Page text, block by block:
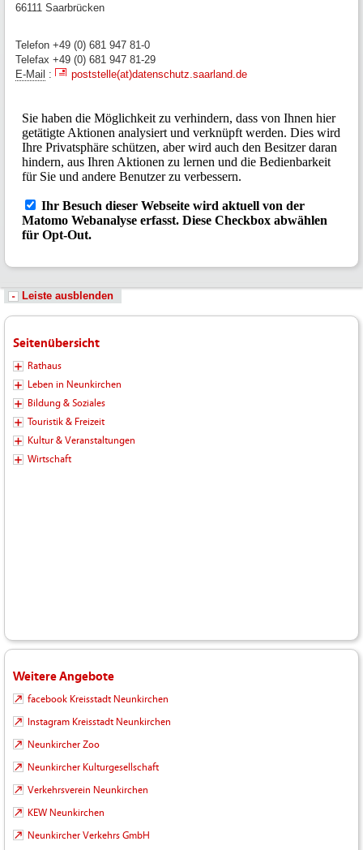
66111 Saarbrücken
Telefon +49 (0) 681 947 81-0
Telefax +49 (0) 681 947 81-29
E-Mail : poststelle(at)datenschutz.saarland.de
Leiste ausblenden
Seitenübersicht
Rathaus
Leben in Neunkirchen
Bildung & Soziales
Touristik & Freizeit
Kultur & Veranstaltungen
Wirtschaft
Weitere Angebote
facebook Kreisstadt Neunkirchen
Instagram Kreisstadt Neunkirchen
Neunkircher Zoo
Neunkircher Kulturgesellschaft
Verkehrsverein Neunkirchen
KEW Neunkirchen
Neunkircher Verkehrs GmbH